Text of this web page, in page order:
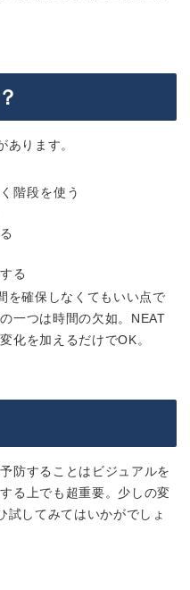
あります。
階段を使う
る
を確保しなくてもいい点で
一つは時間の欠如。NEAT
化を加えるだけでOK。
防することはビジュアルを
る上でも超重要。少しの変
試してみてはいかがでしょ